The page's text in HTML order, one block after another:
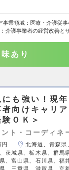
事業領域：医療・介護従
介護事業者の経営改善と
あり
も強い！現
者向けキャリ
ＯＫ＞
ト・コーディネ
円
北海道、青森県
茨城県、栃木県、群馬
、富山県、石川県、福
、三重県、滋賀県、京